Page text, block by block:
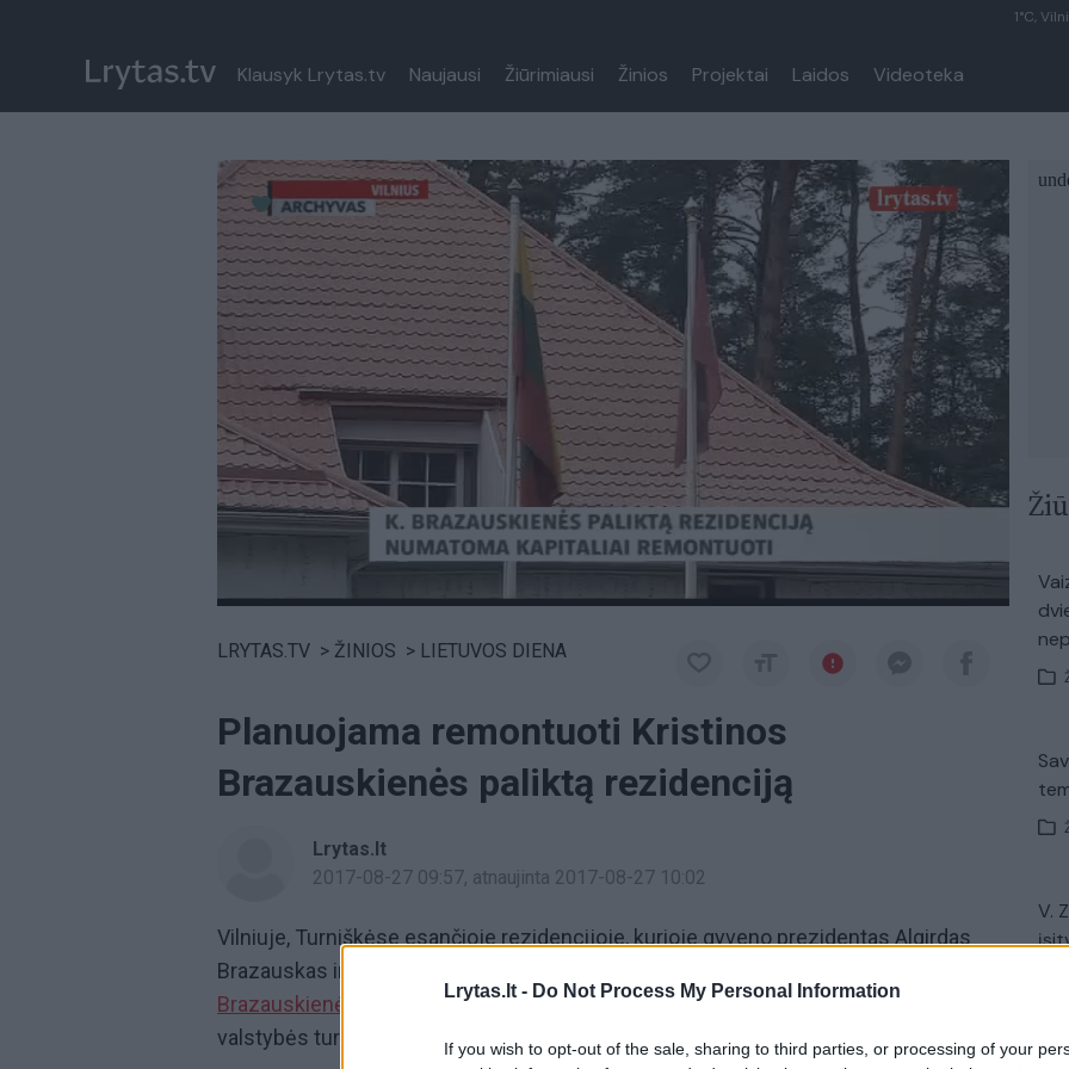
Lrytas.lt - Do Not Process My Personal Information
If you wish to opt-out of the sale, sharing to third parties, or processing of your
1°C,
Klausyk Lrytas.tv Naujausi Žiūrimiausi Žinios Projektai Laidos Videoteka
Paremkite Ukrainą
LRYTAS.TV > ŽINIOS > LIETUVOS DIENA
Planuojama remontuoti Kristinos
Brazauskienės paliktą rezidenciją
Lrytas.lt
2017-08-27 09:57, atnaujinta 2017-08-27 10:02
Vilniuje, Turniškėse esančioje rezidencijoje, kurioje gyveno prezidentas Algirdas
Brazauskas ir kurioje po jo mirties ilgą laiką šeimininkavo jo našlė
Brazauskienė,
numatoma atlikti kapitalinį remontą.Rezidencijayra Lietuvos
valstybės turtas, patikėjimo teise perduotas Prezidento kanceliarijai.
V.